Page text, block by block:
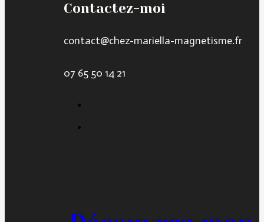
Contactez-moi
contact@chez-mariella-magnetisme.fr
07 65 50 14 21